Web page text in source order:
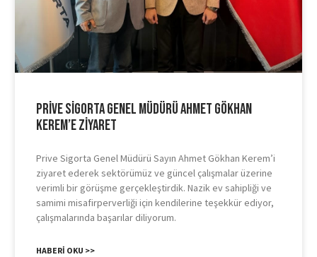
Prive Sigorta Genel Müdürü Ahmet Gökhan
Kerem’e Ziyaret
Prive Sigorta Genel Müdürü Sayın Ahmet Gökhan Kerem’i
ziyaret ederek sektörümüz ve güncel çalışmalar üzerine
verimli bir görüşme gerçekleştirdik. Nazik ev sahipliği ve
samimi misafirperverliği için kendilerine teşekkür ediyor,
çalışmalarında başarılar diliyorum.
HABERI OKU >>